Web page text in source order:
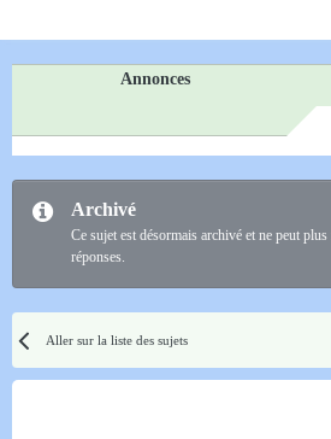
Annonces
Archivé
Ce sujet est désormais archivé et ne peut
réponses.
Aller sur la liste des sujets